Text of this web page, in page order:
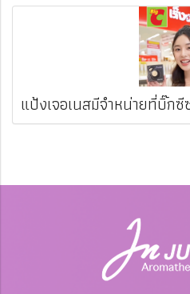
แป้งเจอเนสมีจำหน่ายที่บิ๊กซี